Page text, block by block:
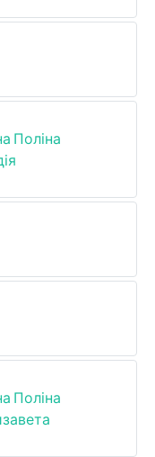
Поліна
Поліна